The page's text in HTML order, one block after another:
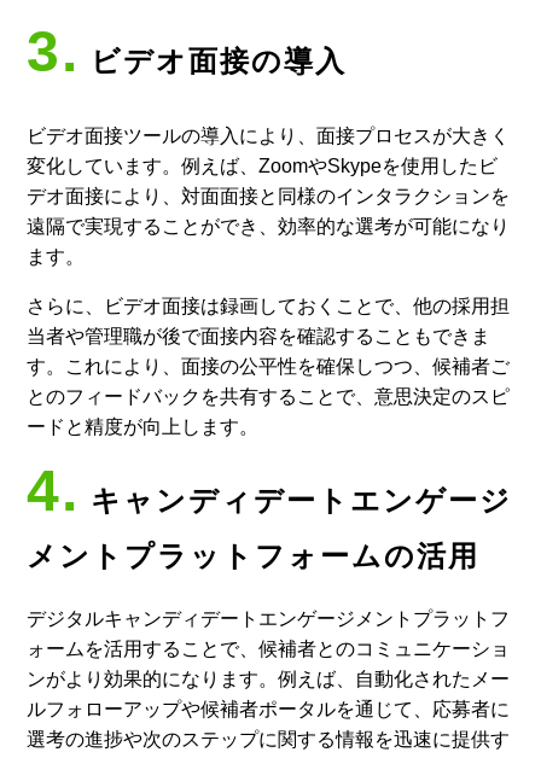
3. ビデオ面接の導入
ビデオ面接ツールの導入により、面接プロセスが大きく
変化しています。例えば、ZoomやSkypeを使用したビ
デオ面接により、対面面接と同様のインタラクションを
遠隔で実現することができ、効率的な選考が可能になり
ます。
さらに、ビデオ面接は録画しておくことで、他の採用担
当者や管理職が後で面接内容を確認することもできま
す。これにより、面接の公平性を確保しつつ、候補者ご
とのフィードバックを共有することで、意思決定のスピ
ードと精度が向上します。
4. キャンディデートエンゲージ
メントプラットフォームの活用
デジタルキャンディデートエンゲージメントプラットフ
ォームを活用することで、候補者とのコミュニケーショ
ンがより効果的になります。例えば、自動化されたメー
ルフォローアップや候補者ポータルを通じて、応募者に
選考の進捗や次のステップに関する情報を迅速に提供す